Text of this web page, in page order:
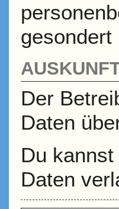
gesondert
Der
Daten
Du
Daten